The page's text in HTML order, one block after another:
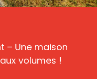
– Une maison
volumes !